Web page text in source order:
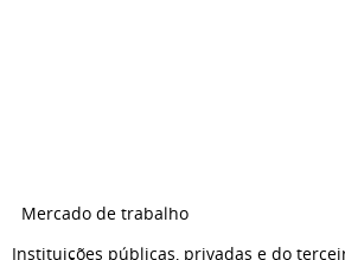
Mercado de trabalho
Instituições públicas, privadas e do